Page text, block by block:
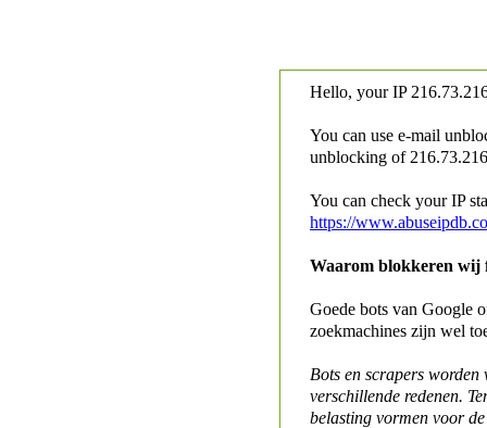
Hello, your IP
You can use e-mail
unblocking of
You can check your IP
https://
Waarom blokkeren wij
Goede bots van Google
zoekmachines zijn wel
Bots en scrapers worden
verschillende redenen.
belasting vormen voor